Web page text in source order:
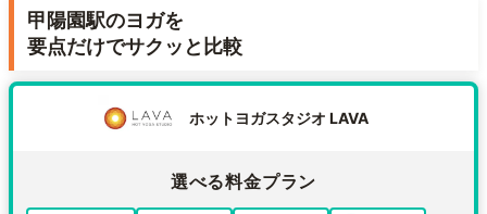
甲陽園駅のヨガを
要点だけでサクッと比較
ホットヨガスタジオ LAVA
選べる料金プラン